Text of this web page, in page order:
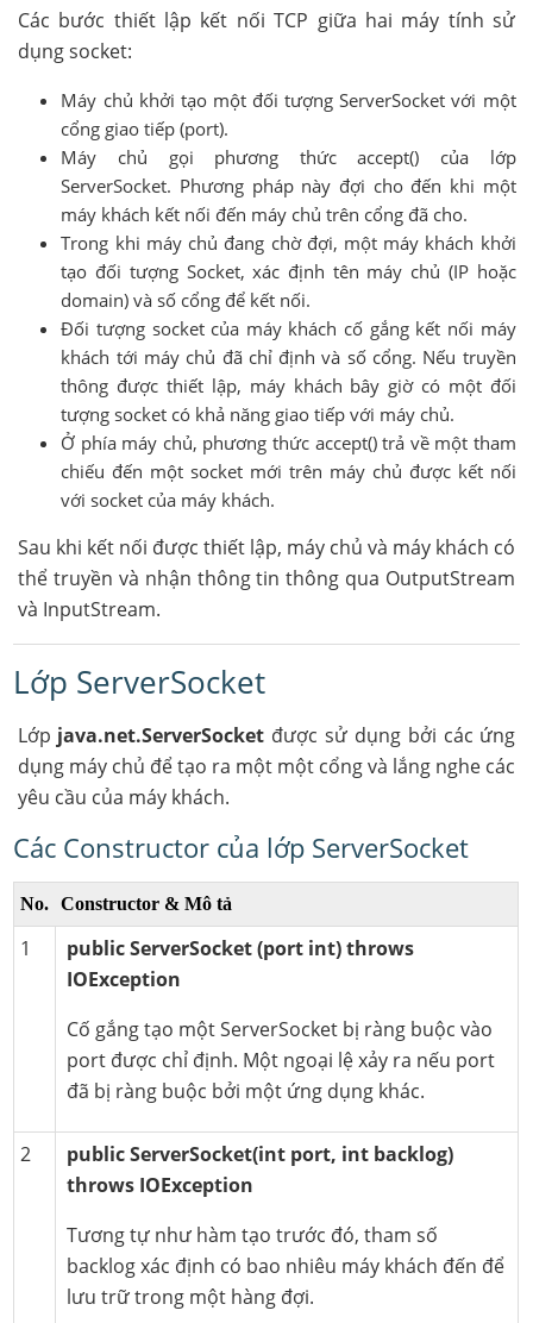
Các bước thiết lập kết nối TCP giữa hai máy tính sử
dụng socket:
Máy chủ khởi tạo một đối tượng ServerSocket với một
cổng giao tiếp (port).
Máy chủ gọi phương thức accept() của lớp
ServerSocket. Phương pháp này đợi cho đến khi một
máy khách kết nối đến máy chủ trên cổng đã cho.
Trong khi máy chủ đang chờ đợi, một máy khách khởi
tạo đối tượng Socket, xác định tên máy chủ (IP hoặc
domain) và số cổng để kết nối.
Đối tượng socket của máy khách cố gắng kết nối máy
khách tới máy chủ đã chỉ định và số cổng. Nếu truyền
thông được thiết lập, máy khách bây giờ có một đối
tượng socket có khả năng giao tiếp với máy chủ.
Ở phía máy chủ, phương thức accept() trả về một tham
chiếu đến một socket mới trên máy chủ được kết nối
với socket của máy khách.
Sau khi kết nối được thiết lập, máy chủ và máy khách có
thể truyền và nhận thông tin thông qua OutputStream
và InputStream.
Lớp ServerSocket
Lớp java.net.ServerSocket được sử dụng bởi các ứng
dụng máy chủ để tạo ra một một cổng và lắng nghe các
yêu cầu của máy khách.
Các Constructor của lớp ServerSocket
No. Constructor & Mô tả
1
public ServerSocket (port int) throws
IOException
Cố gắng tạo một ServerSocket bị ràng buộc vào
port được chỉ định. Một ngoại lệ xảy ra nếu port
đã bị ràng buộc bởi một ứng dụng khác.
2
public ServerSocket(int port, int backlog)
throws IOException
Tương tự như hàm tạo trước đó, tham số
backlog xác định có bao nhiêu máy khách đến để
lưu trữ trong một hàng đợi.